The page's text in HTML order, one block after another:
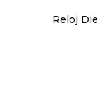
Reloj